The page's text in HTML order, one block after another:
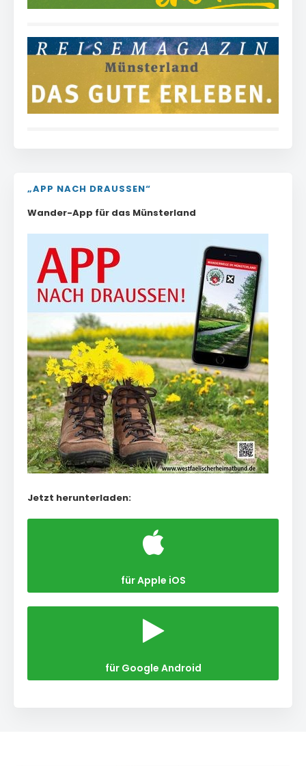
„APP NACH DRAUSSEN“
Wander-App für das Münsterland
Jetzt herunterladen:
für Apple iOS
für Google Android